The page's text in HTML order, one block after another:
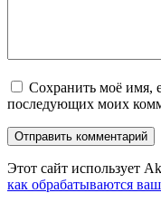
Сохранить моё имя,
последующих моих
Этот сайт использует
как обрабатываются